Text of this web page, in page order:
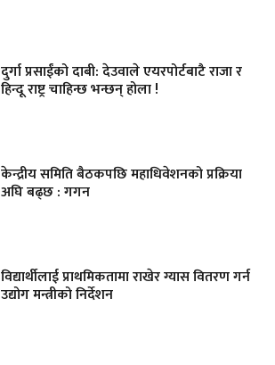
दुर्गा प्रसाईंको दाबी: देउवाले एयरपोर्टबाटै राजा र
हिन्दू राष्ट्र चाहिन्छ भन्छन् होला !
केन्द्रीय समिति बैठकपछि महाधिवेशनको प्रक्रिया
अघि बढ्छ : गगन
विद्यार्थीलाई प्राथमिकतामा राखेर ग्यास वितरण गर्न
उद्योग मन्त्रीको निर्देशन